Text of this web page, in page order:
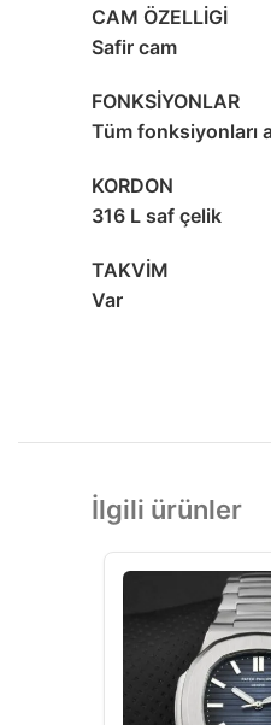
CAM ÖZELLİGİ
Safir cam
FONKSİYONLAR
Tüm fonksiyonları
KORDON
316 L saf çelik
TAKVİM
Var
İlgili ürünler